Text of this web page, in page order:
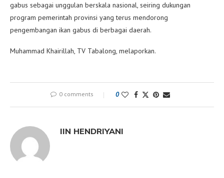
gabus sebagai unggulan berskala nasional, seiring dukungan
program pemerintah provinsi yang terus mendorong
pengembangan ikan gabus di berbagai daerah.
Muhammad Khairillah, TV Tabalong, melaporkan.
0 comments 0
IIN HENDRIYANI